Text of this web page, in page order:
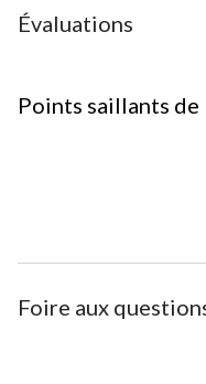
Évaluations
Points saillants
Foire aux